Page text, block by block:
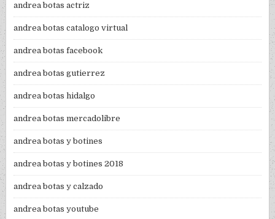
andrea botas actriz
andrea botas catalogo virtual
andrea botas facebook
andrea botas gutierrez
andrea botas hidalgo
andrea botas mercadolibre
andrea botas y botines
andrea botas y botines 2018
andrea botas y calzado
andrea botas youtube